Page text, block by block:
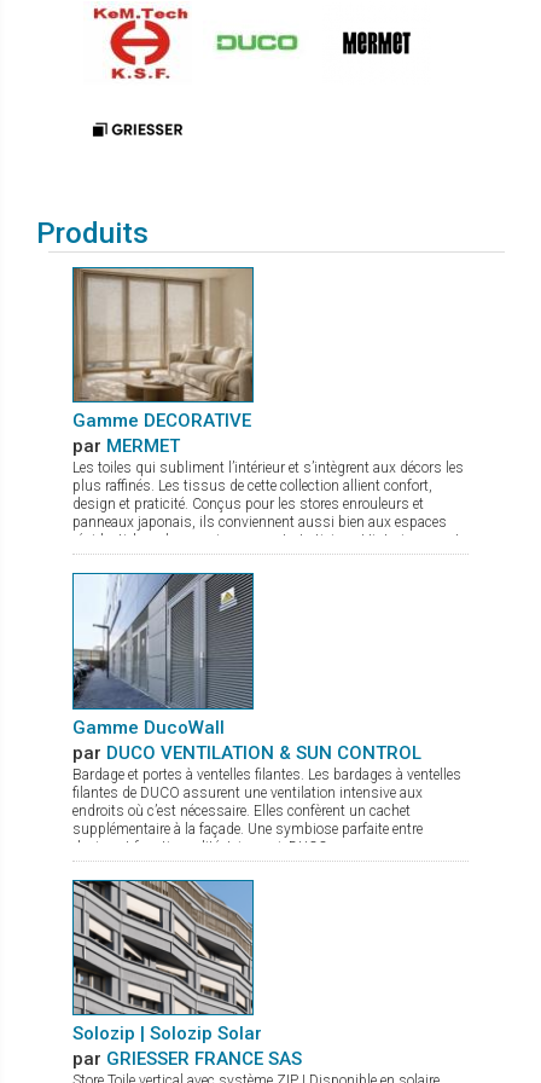
Produits
Gamme DECORATIVE
par MERMET
Les toiles qui subliment l’intérieur et s’intègrent aux décors les
plus raffinés. Les tissus de cette collection allient confort,
design et praticité. Conçus pour les stores enrouleurs et
panneaux japonais, ils conviennent aussi bien aux espaces
résidentiels qu’aux environnements tertiaires. Historiquement
reconnue pour ses textiles techniques offrant contrôle
thermique, gestion de la lumière et intimité, Mermet enrichit
son offre avec la gamme Decorative, qui associe esthétique
soignée et performance. Panama Deco, Impressions, Abu
Dhabi, Oslo, Pentagrama et Riyadh offrent chacun un style
distinct, du naturel apaisant au jacquard affirmé. Cette gamme
propose ainsi bien plus que des solutions fonctionnelles : de
véritables inspirations pour sublimer les intérieurs.
Gamme DucoWall
par DUCO VENTILATION & SUN CONTROL
Bardage et portes à ventelles filantes. Les bardages à ventelles
filantes de DUCO assurent une ventilation intensive aux
endroits où c’est nécessaire. Elles confèrent un cachet
supplémentaire à la façade. Une symbiose parfaite entre
design et fonctionnalité. Ici aussi, DUCO propose une gamme
complète : Ducowall Classic : Bardage à ventelles grand débit
d’air Ducowall Screening : sert comme pare-vue des zones
techniques DucoWall Acoustic : pour installation aux endroits
où il y a besoin de réduire des bruits sortants des centrales de
traitement d’air. DucoWall Solid : bardage le plus solide du
marché et idéal comme protection contre le vandalisme.
Solozip | Solozip Solar
par GRIESSER FRANCE SAS